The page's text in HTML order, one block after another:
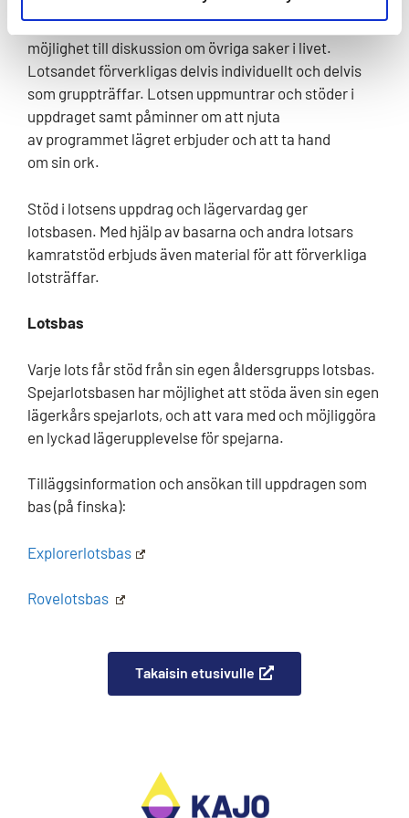
ork samt utvecklig i uppdragen, men samtidigt
möjlighet till diskussion om övriga saker i livet.
Lotsandet förverkligas delvis individuellt och delvis
som gruppträffar. Lotsen uppmuntrar och stöder i
uppdraget samt påminner om att njuta
av programmet lägret erbjuder och att ta hand
om sin ork.
Stöd i lotsens uppdrag och lägervardag ger
lotsbasen. Med hjälp av basarna och andra lotsars
kamratstöd erbjuds även material för att förverkliga
lotsträffar.
Lotsbas
Varje lots får stöd från sin egen åldersgrupps lotsbas.
Spejarlotsbasen har möjlighet att stöda även sin egen
lägerkårs spejarlots, och att vara med och möjliggöra
en lyckad lägerupplevelse för spejarna.
Tilläggsinformation och ansökan till uppdragen som
bas (på finska):
Explorerlotsbas
Rovelotsbas
Takaisin etusivulle